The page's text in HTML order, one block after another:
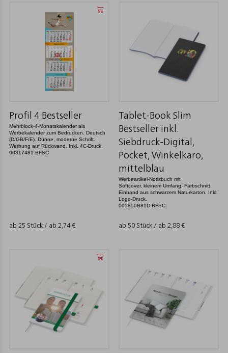
Profil 4 Bestseller
Mehrblock-4-Monatskalender als
Werbekalender zum Bedrucken. Deutsch
(D/GB/F/E). Dünne, moderne Schrift.
Werbung auf Rückwand. Inkl. 4C-Druck.
00317481.BFSC
ab 25 Stück / ab 2,74 €
Tablet-Book Slim
Bestseller inkl.
Siebdruck-Digital,
Pocket, Winkelkaro,
mittelblau
Werbeartikel-Notizbuch mit
Softcover, kleinem Umfang, Farbschnitt,
Einband aus schwarzem Naturkarton. Inkl.
Logo-Druck.
005850B81D.BFSC
ab 50 Stück / ab 2,88 €